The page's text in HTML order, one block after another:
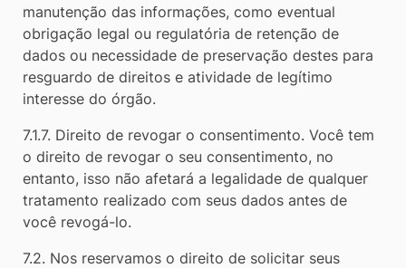
manutenção das informações, como eventual
obrigação legal ou regulatória de retenção de
dados ou necessidade de preservação destes para
resguardo de direitos e atividade de legítimo
interesse do órgão.
7.1.7. Direito de revogar o consentimento. Você tem
o direito de revogar o seu consentimento, no
entanto, isso não afetará a legalidade de qualquer
tratamento realizado com seus dados antes de
você revogá-lo.
7.2. Nos reservamos o direito de solicitar seus